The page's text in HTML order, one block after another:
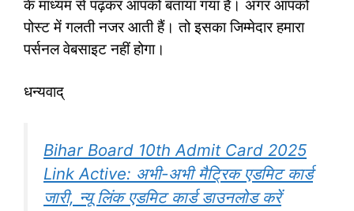
के माध्यम से पढ़कर आपको बताया गया हैं। अगर आपको
पोस्ट में गलती नजर आती हैं। तो इसका जिम्मेदार हमारा
पर्सनल वेबसाइट नहीं होगा।
धन्यवाद्
Bihar Board 10th Admit Card 2025
Link Active: अभी-अभी मैट्रिक एडमिट कार्ड
जारी, न्यू लिंक एडमिट कार्ड डाउनलोड करें